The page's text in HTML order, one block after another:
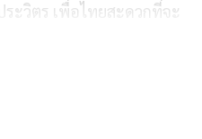
ะวิตร เพื่อไทยสะดวกที่จะ
รคต้องเอาเวลาไปจัดทำนำ